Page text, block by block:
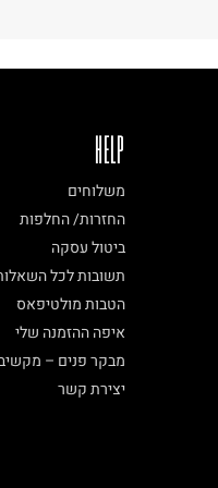
HELP
משלוחים
החזרות/ החלפות
ביטול עסקה
תשובות לכל
הטבות מולטיפאס
איפה ההזמנה שלי
מבקר פנים –
יצירת קשר